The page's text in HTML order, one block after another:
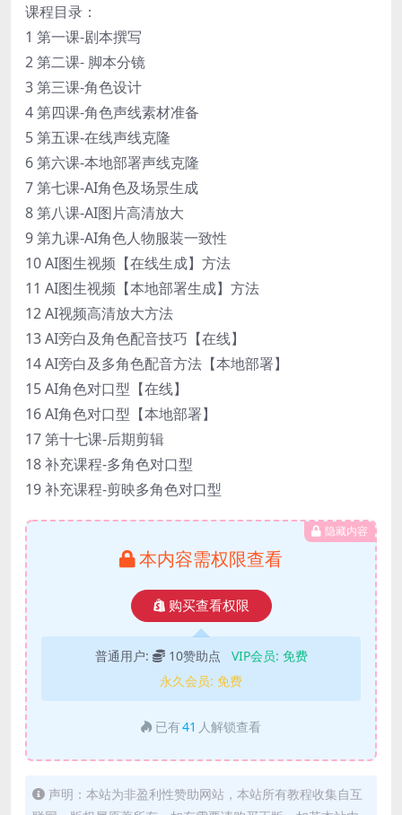
课程目录：
1 第一课-剧本撰写
2 第二课- 脚本分镜
3 第三课-角色设计
4 第四课-角色声线素材准备
5 第五课-在线声线克隆
6 第六课-本地部署声线克隆
7 第七课-AI角色及场景生成
8 第八课-AI图片高清放大
9 第九课-AI角色人物服装一致性
10 AI图生视频【在线生成】方法
11 AI图生视频【本地部署生成】方法
12 AI视频高清放大方法
13 AI旁白及角色配音技巧【在线】
14 AI旁白及多角色配音方法【本地部署】
15 AI角色对口型【在线】
16 AI角色对口型【本地部署】
17 第十七课-后期剪辑
18 补充课程-多角色对口型
19 补充课程-剪映多角色对口型
隐藏内容
本内容需权限查看
购买查看权限
普通用户: 10赞助点 VIP会员: 免费
永久会员: 免费
已有41 人解锁查看
声明：本站为非盈利性赞助网站，本站所有教程收集自互